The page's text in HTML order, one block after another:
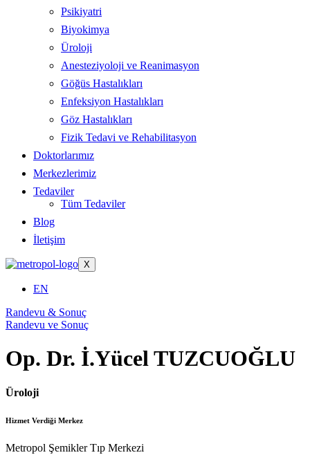
Psikiyatri
Biyokimya
Üroloji
Anesteziyoloji ve Reanimasyon
Göğüs Hastalıkları
Enfeksiyon Hastalıkları
Göz Hastalıkları
Fizik Tedavi ve Rehabilitasyon
Doktorlarımız
Merkezlerimiz
Tedaviler
Tüm Tedaviler
Blog
İletişim
X
EN
Randevu & Sonuç
Randevu ve Sonuç
Op. Dr. İ.Yücel TUZCUOĞLU
Üroloji
Hizmet Verdiği Merkez
Metropol Şemikler Tıp Merkezi